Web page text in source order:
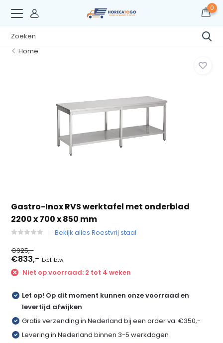
0
Home
Gastro-Inox RVS werktafel met onderblad
2200 x 700 x 850 mm
Bekijk alles Roestvrij staal
€925,-
€833,- Excl. btw
Niet op voorraad: 2 tot 4 weken
Let op! Op dit moment kunnen onze voorraad en
levertijd afwijken
Gratis verzending in Nederland bij een order va. €350,-
Levering in Nederland binnen 3-5 werkdagen